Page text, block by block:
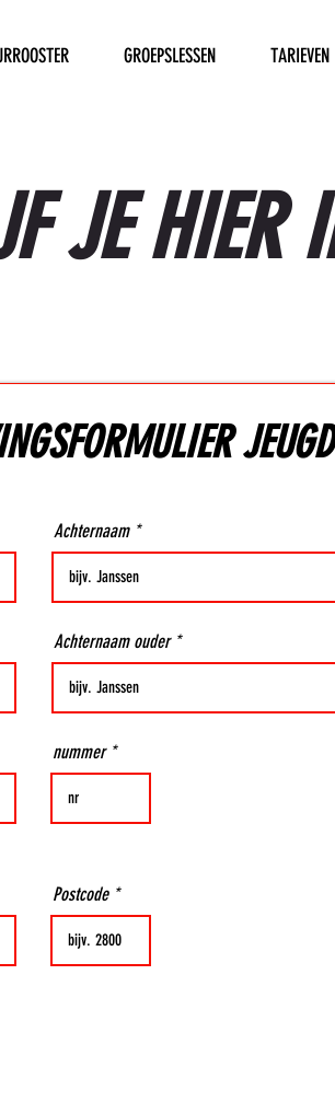
GROEPSLESSEN TARIEVEN
JE HIER
JEUGD
Achternaam
Achternaam ouder
nummer
Postcode